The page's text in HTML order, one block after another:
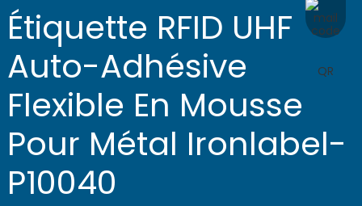
Étiquette RFID UHF
Auto-Adhésive
Flexible En Mousse
Pour Métal Ironlabel-
P10040